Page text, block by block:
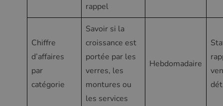
rappel
Chiffre
d’affaires
par
catégorie
Savoir si la
croissance est
portée par les
verres, les
montures ou
les services
Hebdomadaire